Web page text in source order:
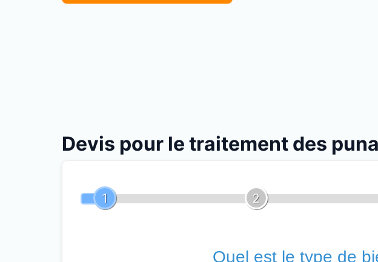
Devis pour le traitement des
1 2
Quel est le type de